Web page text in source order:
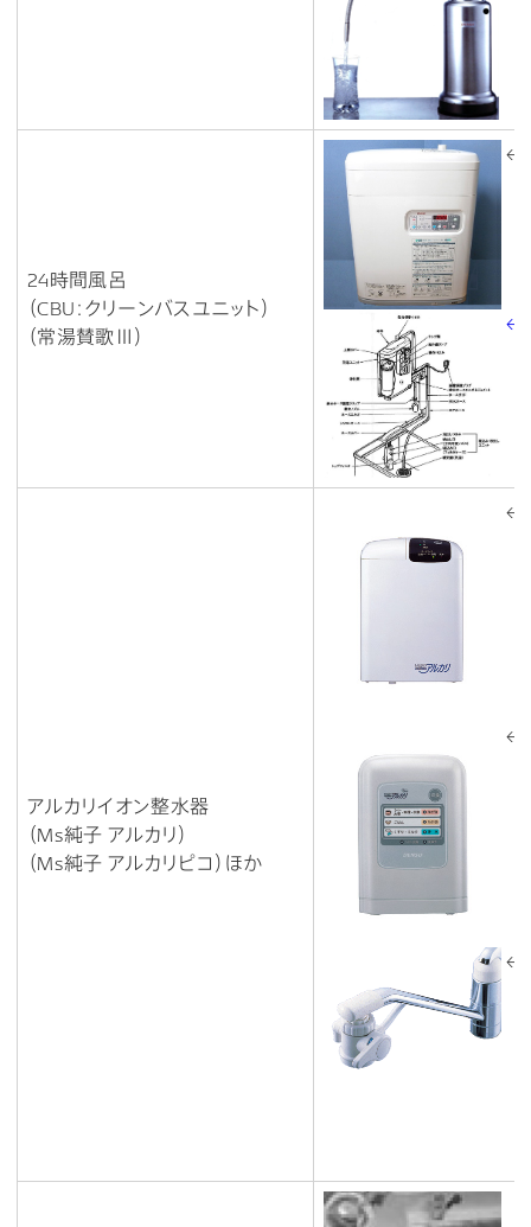
24時間風呂
（CBU：クリーンバスユニット）
（常湯賛歌Ⅲ）
←
←
アルカリイオン整水器
（Ms純子 アルカリ）
（Ms純子 アルカリピコ）ほか
←
←
←